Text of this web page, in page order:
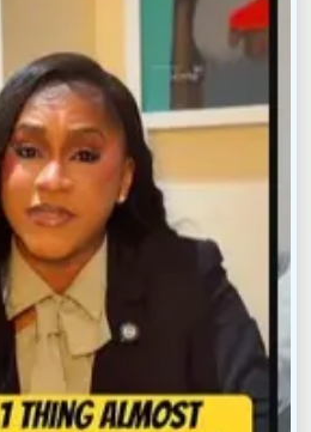
1 (877) 803-5342
(917) 477-6852
Charlotte, NC 28216